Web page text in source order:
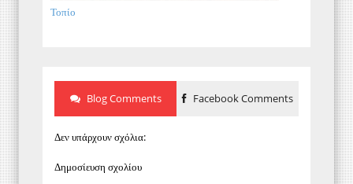
Τοπίο
Blog Comments Facebook Comments
Δεν υπάρχουν σχόλια:
Δημοσίευση σχολίου